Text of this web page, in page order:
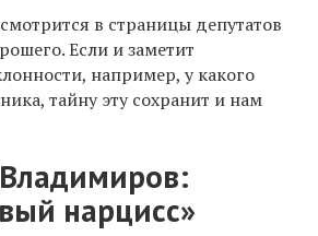
в страницы депутатов
Если и заметит
например, у какого
тайну эту сохранит и нам
нарцисс»